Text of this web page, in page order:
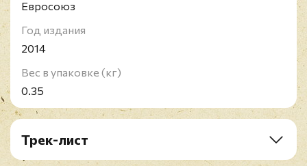
Евросоюз
Год издания
2014
Вес в упаковке (кг)
0.35
Трек-лист
A1. Vuelvo Al Sur